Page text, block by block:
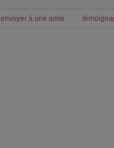
envoyer à une amie